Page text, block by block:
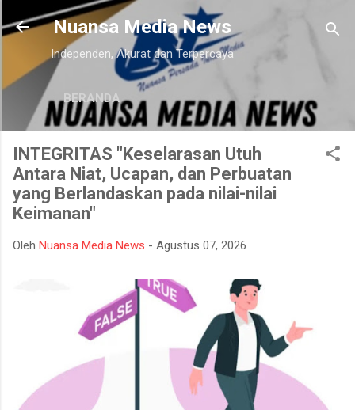
Langsung ke konten utama
Nuansa Media News
Independen, Akurat dan Terpercaya
BERANDA
INTEGRITAS "Keselarasan Utuh
Antara Niat, Ucapan, dan Perbuatan
yang Berlandaskan pada nilai-nilai
Keimanan"
Oleh Nuansa Media News - Agustus 07, 2026